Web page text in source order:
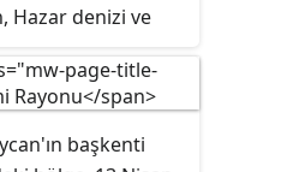
Hazar denizi ve
Şirvanşahlar
ile daha
olarak
başkenti